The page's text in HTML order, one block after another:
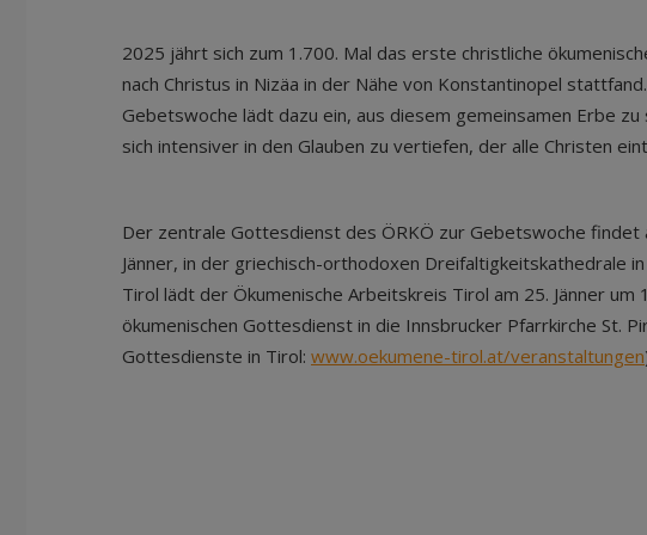
2025 jährt sich zum 1.700. Mal das erste christliche
nach Christus in Nizäa in der Nähe von Konstantinopel
Gebetswoche lädt dazu ein, aus diesem gemeinsamen Erbe zu
sich intensiver in den Glauben zu vertiefen, der alle Christen
Der zentrale Gottesdienst des ÖRKÖ zur Gebetswoche findet
Jänner, in der griechisch-orthodoxen Dreifaltigkeitskathedrale
Tirol lädt der Ökumenische Arbeitskreis Tirol am 25. Jänner um
ökumenischen Gottesdienst in die Innsbrucker Pfarrkirche St.
Gottesdienste in Tirol: www.oekumene-tirol.at/veranstaltungen